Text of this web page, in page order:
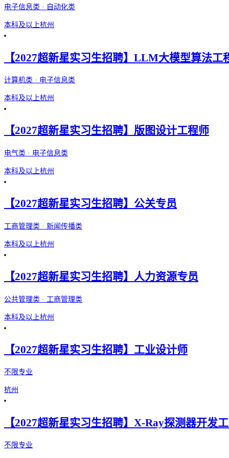
电子信息类 · 自动化类
本科及以上杭州
【2027超新星实习生招聘】LLM大模型算法工
计算机类 · 电子信息类
本科及以上杭州
【2027超新星实习生招聘】版图设计工程师
电气类 · 电子信息类
本科及以上杭州
【2027超新星实习生招聘】公关专员
工商管理类 · 新闻传播类
本科及以上杭州
【2027超新星实习生招聘】人力资源专员
公共管理类 · 工商管理类
本科及以上杭州
【2027超新星实习生招聘】工业设计师
不限专业
杭州
【2027超新星实习生招聘】X-Ray探测器开发
不限专业